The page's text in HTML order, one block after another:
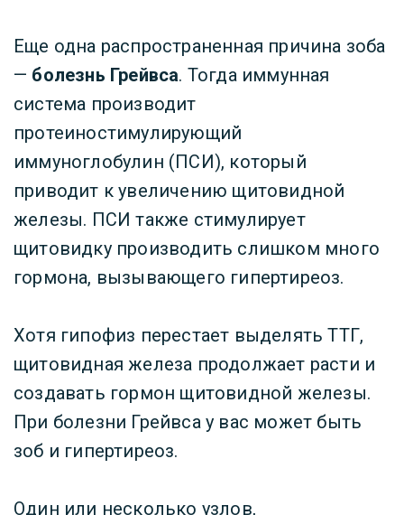
Еще одна распространенная причина зоба
— болезнь Грейвса. Тогда иммунная
система производит
протеиностимулирующий
иммуноглобулин (ПСИ), который
приводит к увеличению щитовидной
железы. ПСИ также стимулирует
щитовидку производить слишком много
гормона, вызывающего гипертиреоз.
Хотя гипофиз перестает выделять ТТГ,
щитовидная железа продолжает расти и
создавать гормон щитовидной железы.
При болезни Грейвса у вас может быть
зоб и гипертиреоз.
Один или несколько узлов,